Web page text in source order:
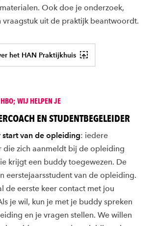
Ook doe je onderzoek,
vraagstuk uit de praktijk beantwoordt.
het HAN Praktijkhuis
WIJ HELPEN JE
EN STUDENTBEGELEIDER
start van de opleiding: iedere
die zich aanmeldt bij de opleiding
krijgt een buddy toegewezen. De
eerstejaarsstudent van de opleiding.
de eerste keer contact met jou
je wil, kun je met je buddy spreken
en je vragen stellen. We willen